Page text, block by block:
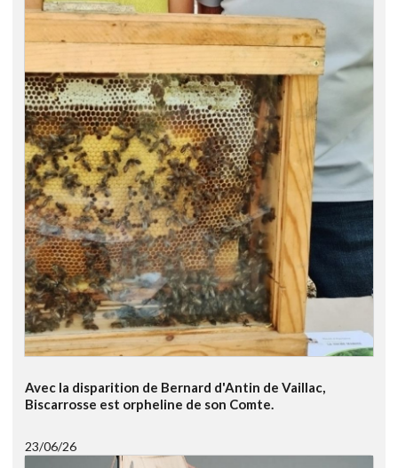
Avec la disparition de Bernard d'Antin de Vaillac,
Biscarrosse est orpheline de son Comte.
23/06/26